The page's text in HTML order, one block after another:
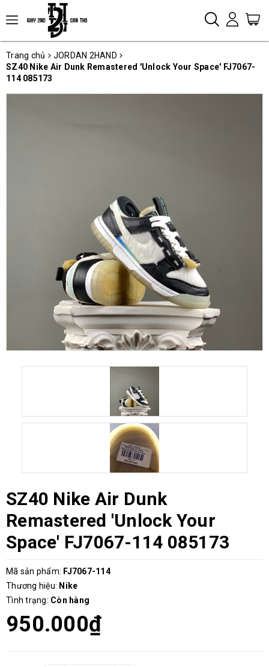
Trang chủ
JORDAN 2HAND
SZ40 Nike Air Dunk Remastered 'Unlock Your Space' FJ7067-
114 085173
SZ40 Nike Air Dunk
Remastered 'Unlock Your
Space' FJ7067-114 085173
Mã sản phẩm: FJ7067-114
Thương hiệu: Nike
Tình trạng: Còn hàng
950.000₫